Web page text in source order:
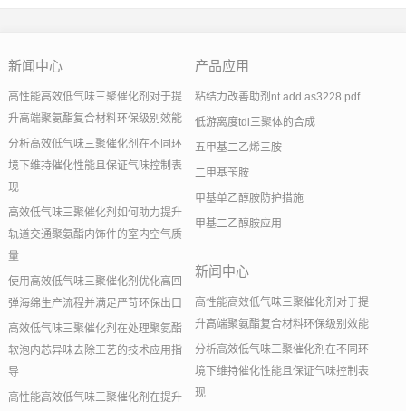
新闻中心
高性能高效低气味三聚催化剂对于提
升高端聚氨酯复合材料环保级别效能
分析高效低气味三聚催化剂在不同环
境下维持催化性能且保证气味控制表
现
高效低气味三聚催化剂如何助力提升
轨道交通聚氨酯内饰件的室内空气质
量
使用高效低气味三聚催化剂优化高回
弹海绵生产流程并满足严苛环保出口
高效低气味三聚催化剂在处理聚氨酯
软泡内芯异味去除工艺的技术应用指
导
高性能高效低气味三聚催化剂在提升
产品应用
粘结力改善助剂nt add as3228.pdf
低游离度tdi三聚体的合成
五甲基二乙烯三胺
二甲基苄胺
甲基单乙醇胺防护措施
甲基二乙醇胺应用
新闻中心
高性能高效低气味三聚催化剂对于提
升高端聚氨酯复合材料环保级别效能
分析高效低气味三聚催化剂在不同环
境下维持催化性能且保证气味控制表
现